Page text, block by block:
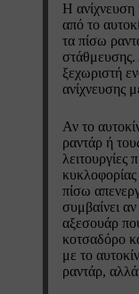
Η ανίχνευση
από το
τα πίσω
στάθμευσης.
ξεχωριστή
ανίχνευσης
Αν το
ραντάρ ή
λειτουργίες
πίσω
συμβαίνει
αξεσουάρ
κοτσαδόρο
με το
ραντάρ,